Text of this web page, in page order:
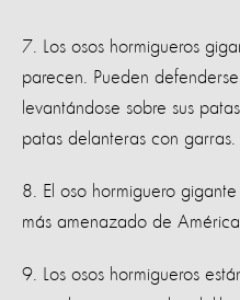
7. Los osos hormigueros
parecen. Pueden
levantándose sobre sus
patas delanteras con garras.
8. El oso hormiguero
más amenazado de
9. Los osos hormigueros